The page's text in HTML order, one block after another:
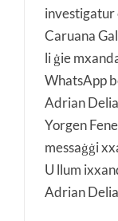
Caruana
li ġie
WhatsApp
Adrian
Yorgen
messaġġi
U llum
Adrian Delia